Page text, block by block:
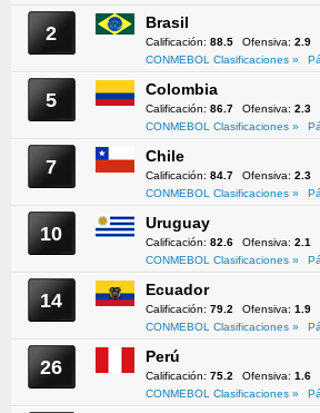
2 Brasil
Calificación: 88.5 Ofensiva: 2.9
CONMEBOL Clasificaciones »
5 Colombia
Calificación: 86.7 Ofensiva: 2.3
CONMEBOL Clasificaciones »
7 Chile
Calificación: 84.7 Ofensiva: 2.3
CONMEBOL Clasificaciones »
10 Uruguay
Calificación: 82.6 Ofensiva: 2.1
CONMEBOL Clasificaciones »
14 Ecuador
Calificación: 79.2 Ofensiva: 1.9
CONMEBOL Clasificaciones »
26 Perú
Calificación: 75.2 Ofensiva: 1.6
CONMEBOL Clasificaciones »